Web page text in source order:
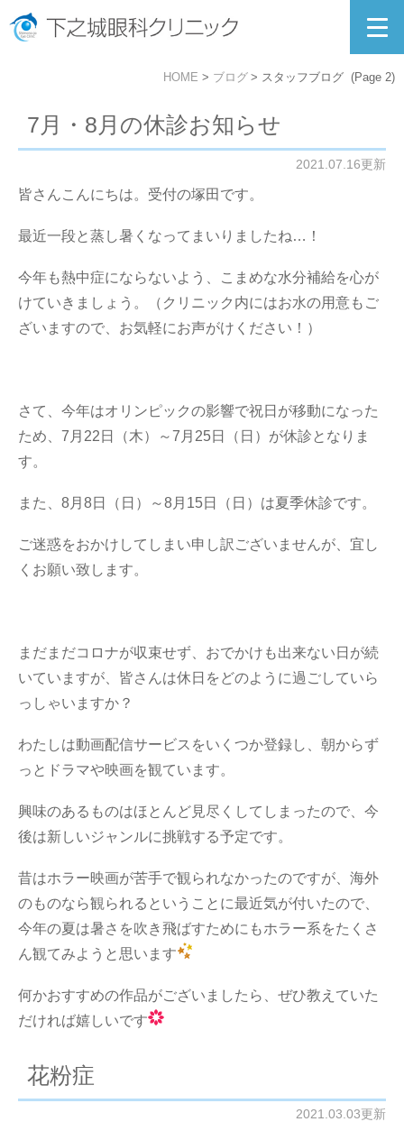
HOME ブログ スタッフブログ (Page 2)
7月・8月の休診お知らせ
2021.07.16更新
皆さんこんにちは。受付の塚田です。
最近一段と蒸し暑くなってまいりましたね…！
今年も熱中症にならないよう、こまめな水分補給を心が
けていきましょう。（クリニック内にはお水の用意もご
ざいますので、お気軽にお声がけください！）
さて、今年はオリンピックの影響で祝日が移動になった
ため、7月22日（木）～7月25日（日）が休診となりま
す。
また、8月8日（日）～8月15日（日）は夏季休診です。
ご迷惑をおかけしてしまい申し訳ございませんが、宜し
くお願い致します。
まだまだコロナが収束せず、おでかけも出来ない日が続
いていますが、皆さんは休日をどのように過ごしていら
っしゃいますか？
わたしは動画配信サービスをいくつか登録し、朝からず
っとドラマや映画を観ています。
興味のあるものはほとんど見尽くしてしまったので、今
後は新しいジャンルに挑戦する予定です。
昔はホラー映画が苦手で観られなかったのですが、海外
のものなら観られるということに最近気が付いたので、
今年の夏は暑さを吹き飛ばすためにもホラー系をたくさ
ん観てみようと思います
何かおすすめの作品がございましたら、ぜひ教えていた
だければ嬉しいです
花粉症
2021.03.03更新